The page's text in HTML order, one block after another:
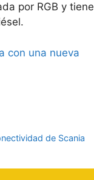
por RGB y tiene
con una nueva
de Scania